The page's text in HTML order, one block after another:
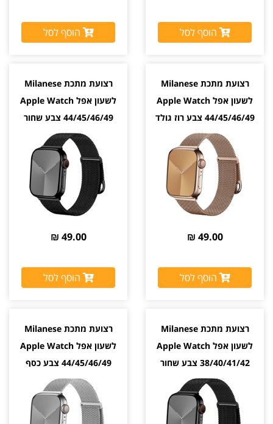
הוסף לסל הוסף לסל
רצועת מתכת Milanese
לשעון אפל Apple Watch
44/45/46/49 צבע רוז גולד
Rose Gold
49.00 ₪
הוסף לסל
רצועת מתכת Milanese
לשעון אפל Apple Watch
44/45/46/49 צבע שחור
Black
49.00 ₪
הוסף לסל
רצועת מתכת Milanese
לשעון אפל Apple Watch
38/40/41/42 צבע שחור
Black
רצועת מתכת Milanese
לשעון אפל Apple Watch
44/45/46/49 צבע כסף
Silver